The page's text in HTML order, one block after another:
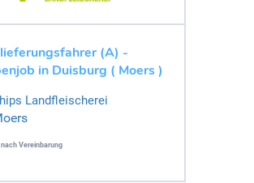
(A) -
in Duisburg ( Moers )
Landfleischerei
nach Vereinbarung